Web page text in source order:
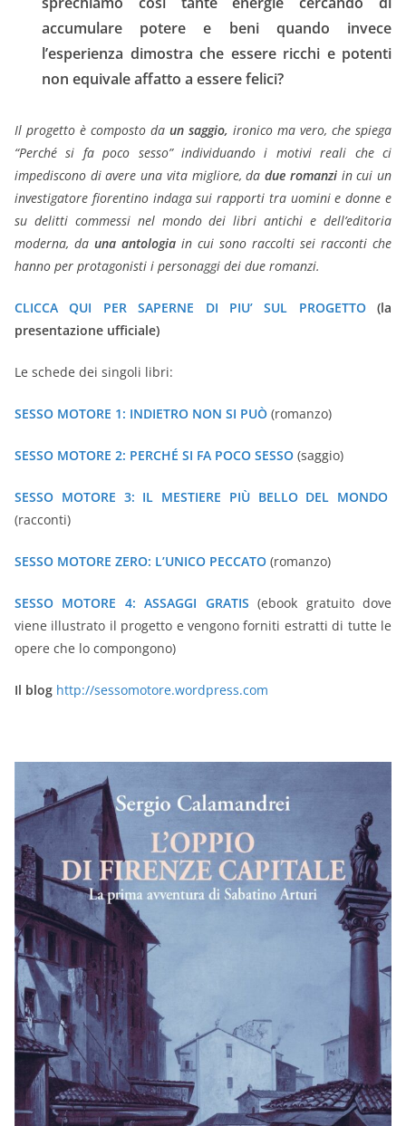
accumulare potere e beni quando invece
l’esperienza dimostra che essere ricchi e potenti
non equivale affatto a essere felici?
Il progetto è composto da un saggio, ironico ma vero, che spiega
“Perché si fa poco sesso” individuando i motivi reali che ci
impediscono di avere una vita migliore, da due romanzi in cui un
investigatore fiorentino indaga sui rapporti tra uomini e donne e
su delitti commessi nel mondo dei libri antichi e dell’editoria
moderna, da una antologia in cui sono raccolti sei racconti che
hanno per protagonisti i personaggi dei due romanzi.
CLICCA QUI PER SAPERNE DI PIU’ SUL PROGETTO(la
presentazione ufficiale)
Le schede dei singoli libri:
SESSO MOTORE 1: INDIETRO NON SI PUÒ (romanzo)
SESSO MOTORE 2: PERCHÉ SI FA POCO SESSO (saggio)
SESSO MOTORE 3: IL MESTIERE PIÙBELLO DEL MONDO
(racconti)
SESSO MOTORE ZERO: L’UNICO PECCATO (romanzo)
SESSO MOTORE 4: ASSAGGI GRATIS (ebook gratuito dove
viene illustrato il progetto e vengono forniti estratti di tutte le
opere che lo compongono)
Il blog http://sessomotore.wordpress.com